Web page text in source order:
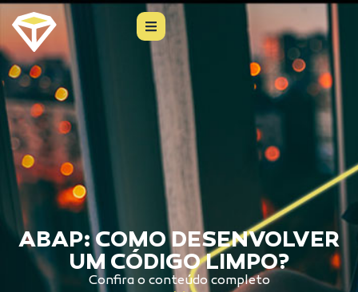
ABAP: COMO DESENVOLVER
UM CÓDIGO LIMPO?
Confira o conteúdo completo